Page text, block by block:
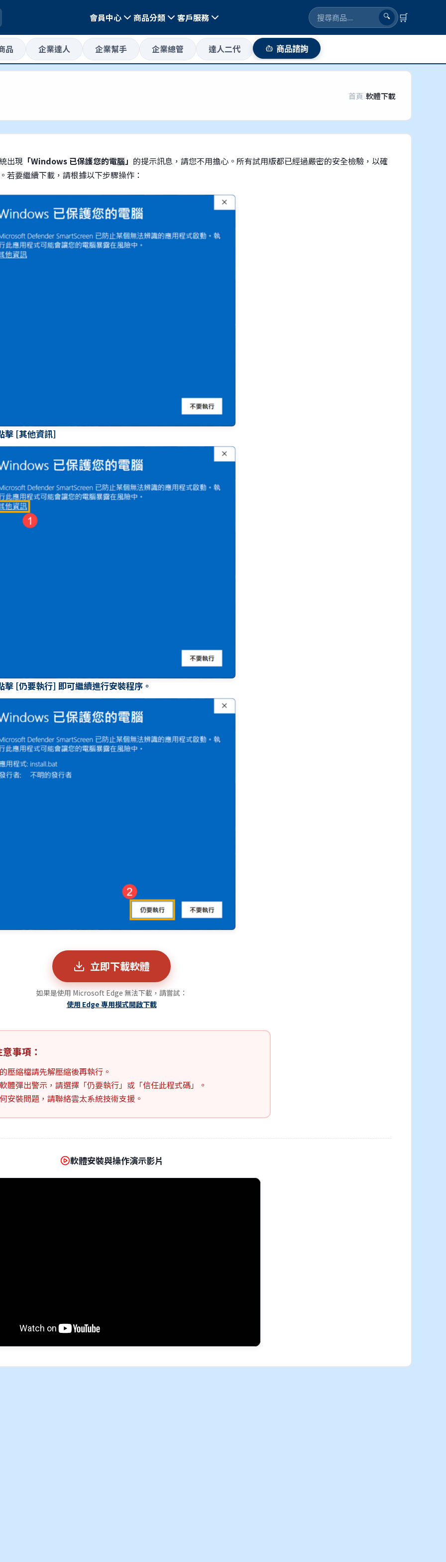
會員中心 商品分類 客戶服務 🔍 🛒
品 企業達人 企業幫手 企業總管 達人二代 商品諮詢
首頁›軟體下載
出現 「Windows 已保護您的電腦」 的提示訊息，請您不用擔心。所有試用版都已經過嚴密的安全檢驗，以確
要繼續下載，請根據以下步驟操作：
擊 [其他資訊]
擊 [仍要執行] 即可繼續進行安裝程序。
立即下載軟體
如果是使用 Microsoft Edge 無法下載，請嘗試：
使用 Edge 專用模式開啟下載
事項：
壓縮檔請先解壓縮後再執行。
體彈出警示，請選擇「仍要執行」或「信任此程式碼」。
安裝問題，請聯絡雲太系統技術支援。
軟體安裝與操作演示影片